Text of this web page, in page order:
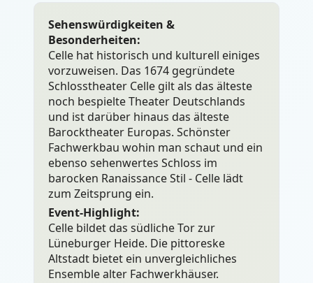
Sehenswürdigkeiten &
Besonderheiten:
Celle hat historisch und kulturell einiges
vorzuweisen. Das 1674 gegründete
Schlosstheater Celle gilt als das älteste
noch bespielte Theater Deutschlands
und ist darüber hinaus das älteste
Barocktheater Europas. Schönster
Fachwerkbau wohin man schaut und ein
ebenso sehenwertes Schloss im
barocken Ranaissance Stil - Celle lädt
zum Zeitsprung ein.
Event-Highlight:
Celle bildet das südliche Tor zur
Lüneburger Heide. Die pittoreske
Altstadt bietet ein unvergleichliches
Ensemble alter Fachwerkhäuser.